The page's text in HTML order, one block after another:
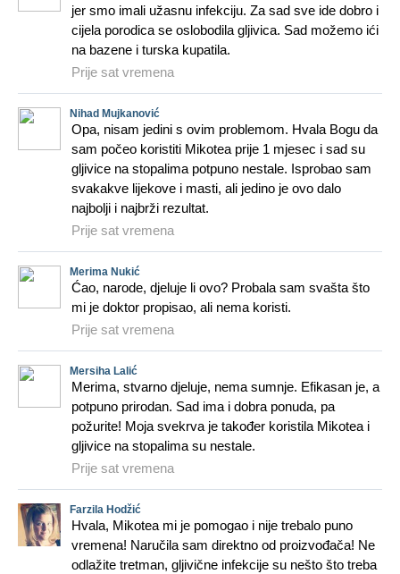
jer smo imali užasnu infekciju. Za sad sve ide dobro i
cijela porodica se oslobodila gljivica. Sad možemo ići
na bazene i turska kupatila.
Prije sat vremena
Nihad Mujkanović
Opa, nisam jedini s ovim problemom. Hvala Bogu da
sam počeo koristiti Mikotea prije 1 mjesec i sad su
gljivice na stopalima potpuno nestale. Isprobao sam
svakakve lijekove i masti, ali jedino je ovo dalo
najbolji i najbrži rezultat.
Prije sat vremena
Merima Nukić
Ćao, narode, djeluje li ovo? Probala sam svašta što
mi je doktor propisao, ali nema koristi.
Prije sat vremena
Mersiha Lalić
Merima, stvarno djeluje, nema sumnje. Efikasan je, a
potpuno prirodan. Sad ima i dobra ponuda, pa
požurite! Moja svekrva je također koristila Mikotea i
gljivice na stopalima su nestale.
Prije sat vremena
Farzila Hodžić
Hvala, Mikotea mi je pomogao i nije trebalo puno
vremena! Naručila sam direktno od proizvođača! Ne
odlažite tretman, gljivične infekcije su nešto što treba